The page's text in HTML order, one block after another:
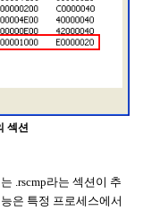
섹션
.rscmp라는 섹션이 추
은 특정 프로세스에서